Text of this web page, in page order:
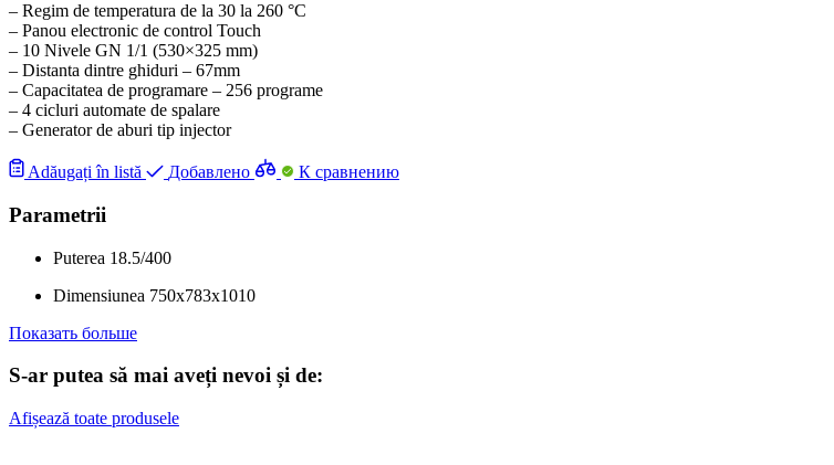
– Regim de temperatura de la 30 la 260 °С
– Panou electronic de control Touch
– 10 Nivele GN 1/1 (530×325 mm)
– Distanta dintre ghiduri – 67mm
– Capacitatea de programare – 256 programe
– 4 cicluri automate de spalare
– Generator de aburi tip injector
Adăugați în listă Добавлено К сравнению
Parametrii
Puterea 18.5/400
Dimensiunea 750x783x1010
Показать больше
S-ar putea să mai aveți nevoi și de:
Afișează toate produsele